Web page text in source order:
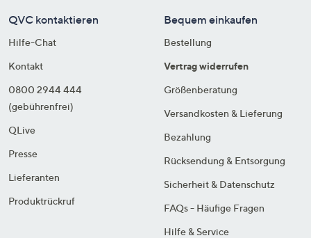
QVC kontaktieren
Hilfe-Chat
Kontakt
0800 2944 444
(gebührenfrei)
QLive
Presse
Lieferanten
Produktrückruf
Bequem einkaufen
Bestellung
Vertrag widerrufen
Größenberatung
Versandkosten & Lieferung
Bezahlung
Rücksendung & Entsorgung
Sicherheit & Datenschutz
FAQs - Häufige Fragen
Hilfe & Service